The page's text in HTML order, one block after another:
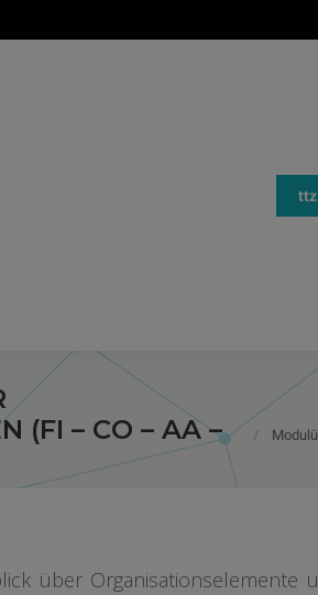
(FI – CO – AA –
Sie
über Organisationselemente